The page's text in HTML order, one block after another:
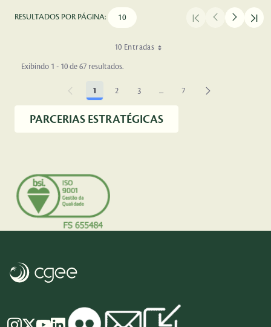
RESULTADOS POR PÁGINA:
10 Entradas
Exibindo 1 - 10 de 67 resultados.
Página
1 Página
2 Página
3 ...Páginas intermediárias Usar
Página
7
PARCERIAS ESTRATÉGICAS